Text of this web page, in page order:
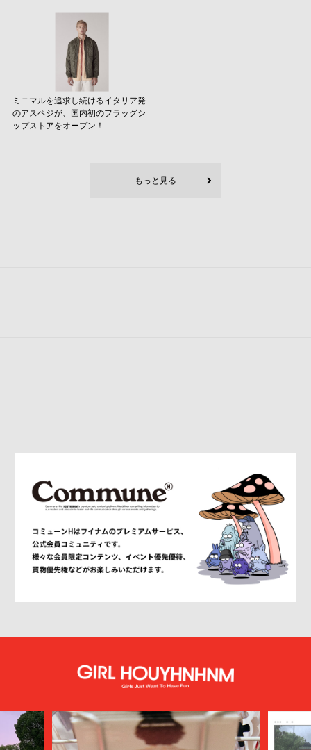
ミニマルを追求し続けるイタリア発
のアスペジが、国内初のフラッグシ
ップストアをオープン！
もっと見る